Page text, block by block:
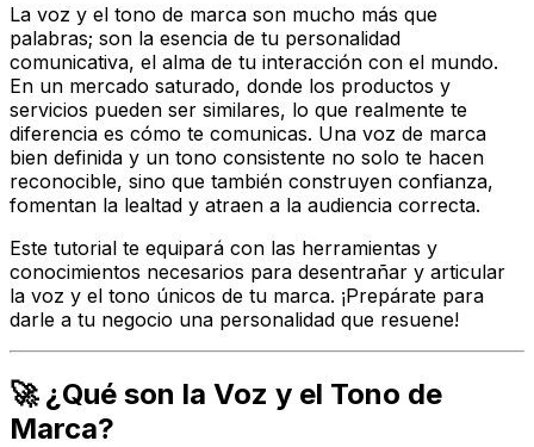
La voz y el tono de marca son mucho más que
palabras; son la esencia de tu personalidad
comunicativa, el alma de tu interacción con el mundo.
En un mercado saturado, donde los productos y
servicios pueden ser similares, lo que realmente te
diferencia es cómo te comunicas. Una voz de marca
bien definida y un tono consistente no solo te hacen
reconocible, sino que también construyen confianza,
fomentan la lealtad y atraen a la audiencia correcta.
Este tutorial te equipará con las herramientas y
conocimientos necesarios para desentrañar y articular
la voz y el tono únicos de tu marca. ¡Prepárate para
darle a tu negocio una personalidad que resuene!
🚀 ¿Qué son la Voz y el Tono de
Marca?